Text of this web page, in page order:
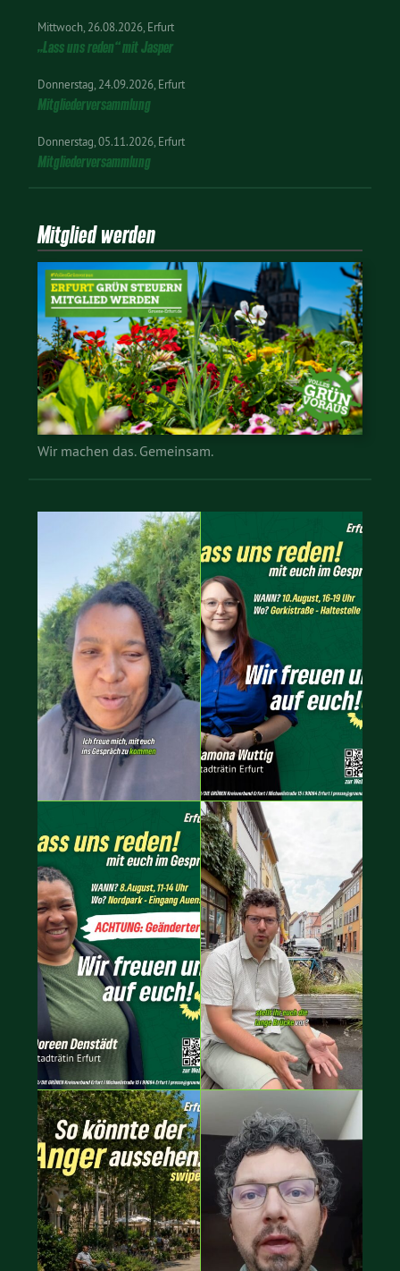
Mittwoch 26.08.2026 Erfurt
„Lass uns reden“ mit Jasper
Donnerstag 24.09.2026 Erfurt
Mitgliederversammlung
Donnerstag 05.11.2026 Erfurt
Mitgliederversammlung
Mitglied werden
Wir machen das. Gemeinsam.